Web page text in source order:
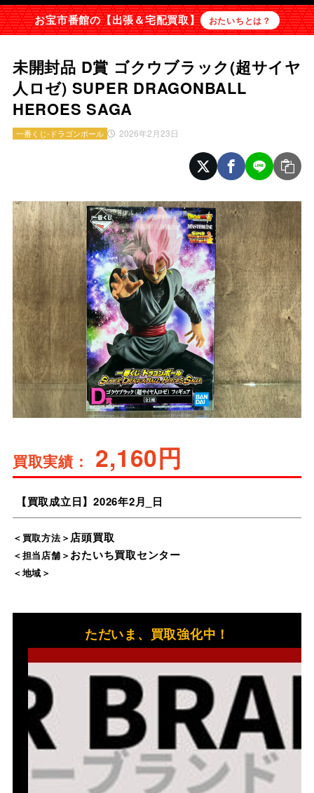
お宝市番館の【出張＆宅配買取】 おたいちとは？
未開封品 D賞 ゴクウブラック(超サイヤ
人ロゼ) SUPER DRAGONBALL
HEROES SAGA
2026年2月23日
一番くじ-ドラゴンボール
買取実績： 2,160円
【買取成立日】2026 2
＜買取方法＞ 店頭買取
＜担当店舗＞ おたいち買取センター
＜地域＞
ただいま、買取強化中！